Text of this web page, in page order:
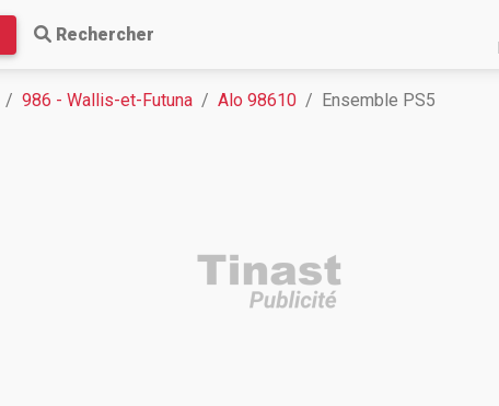
Rechercher
986 - Wallis-et-Futuna Alo 98610 Ensemble PS5